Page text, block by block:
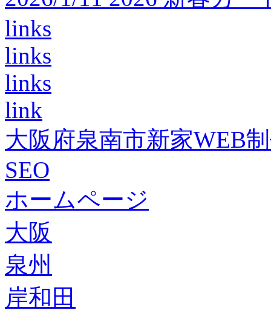
links
links
links
link
大阪府泉南市新家WEB
SEO
ホームページ
大阪
泉州
岸和田